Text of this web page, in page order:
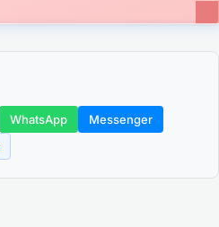
WhatsApp
Messenger